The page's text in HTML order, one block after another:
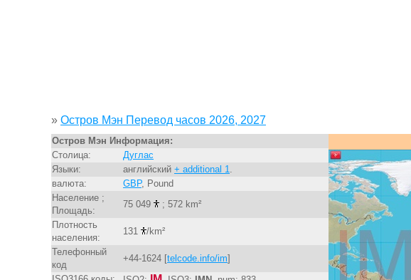
» Остров Мэн Перевод часов 2026, 2027
Остров Мэн Информация:
Столица:
Дуглас
Языки:
английский + additional 1.
валюта:
GBP, Pound
Население ;
Площадь:
75 049
; 572 km²
Плотность
населения:
131
/km²
Телефонный
код
+44-1624 [telcode.info/im]